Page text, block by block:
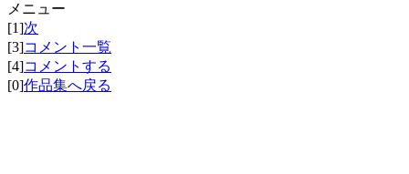
メニュー
[1]次
[3]コメント一覧
[4]コメントする
[0]作品集へ戻る